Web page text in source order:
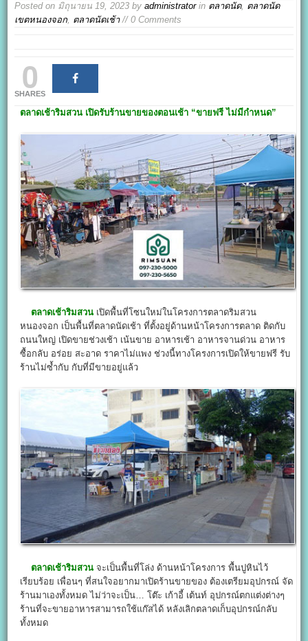
Posted on มิถุนายน 19, 2023 byadministratorin ตลาดนัด, ตลาดนัด
เขตหนองจอก, ตลาดนัดเช้า// 0 Comments
0
SHARES
ตลาดเช้าริมสวน เปิดรับร้านขายของตอนเช้า “ขายฟรี ไม่มีกำหนด”
ตลาดเช้าริมสวน เปิดพื้นที่โซนใหม่ในโครงการตลาดริมสวน
หนองจอก เป็นพื้นที่ตลาดนัดเช้า ที่ตั้งอยู่ด้านหน้าโครงการตลาด ติดกับ
ถนนใหญ่ เปิดขายช่วงเช้า เน้นขาย อาหารเช้า อาหารจานด่วน อาหาร
ซื้อกลับ อร่อย สะอาด ราคาไม่แพง ช่วงนี้ทางโครงการเปิดให้ขายฟรี รับ
ร้านไม่ซ้ำกับ กับที่มีขายอยู่แล้ว
ตลาดเช้าริมสวน จะเป็นพื้นที่โล่ง ด้านหน้าโครงการ พื้นปูหินไว้
เรียบร้อย เพื่อนๆ ที่สนใจอยากมาเปิดร้านขายของ ต้องเตรียมอุปกรณ์ จัด
ร้านมาเองทั้งหมด ไม่ว่าจะเป็น… โต๊ะ เก้าอี้ เต้นท์ อุปกรณ์ตกแต่งต่างๆ
ร้านที่จะขายอาหารสามารถใช้แก๊สได้ หลังเลิกตลาดเก็บอุปกรณ์กลับ
ทั้งหมด